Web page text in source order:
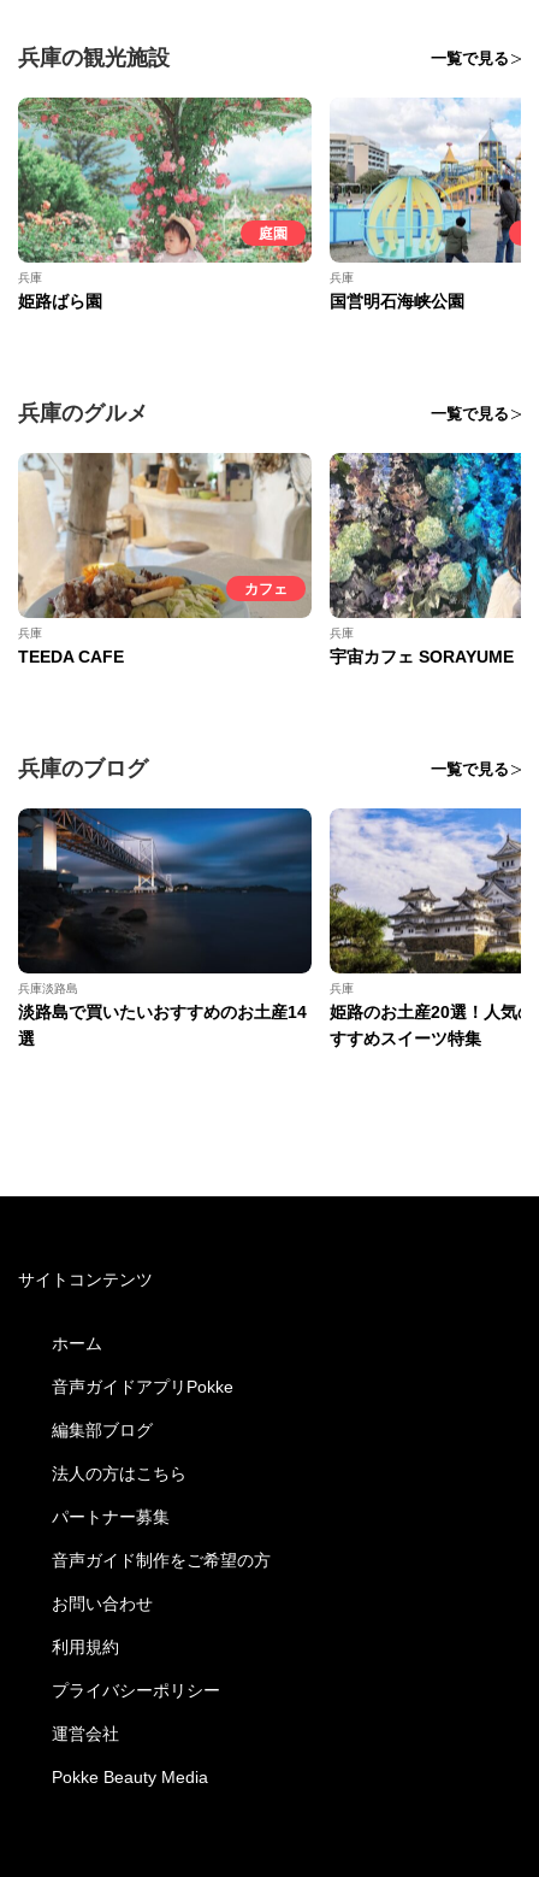
兵庫の観光施設 一覧で見る
庭園
兵庫
姫路ばら園
兵庫
国営明石海峡公園
兵庫のグルメ 一覧で見る
カフェ
兵庫
TEEDA CAFE
兵庫
宇宙カフェ SORAYUME
兵庫のブログ 一覧で見る
兵庫淡路島
淡路島で買いたいおすすめのお土産14
選
兵庫
姫路のお土産20選！人気の
すすめスイーツ特集
サイトコンテンツ
ホーム
音声ガイドアプリPokke
編集部ブログ
法人の方はこちら
パートナー募集
音声ガイド制作をご希望の方
お問い合わせ
利用規約
プライバシーポリシー
運営会社
Pokke Beauty Media